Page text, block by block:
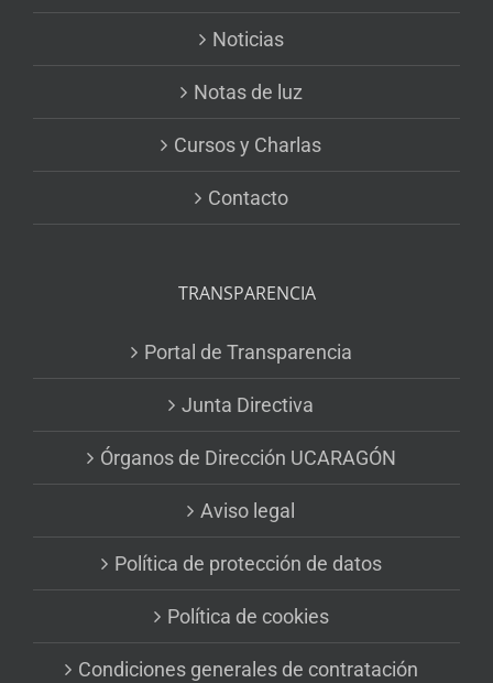
Noticias
Notas de luz
Cursos y Charlas
Contacto
TRANSPARENCIA
Portal de Transparencia
Junta Directiva
Órganos de Dirección UCARAGÓN
Aviso legal
Política de protección de datos
Política de cookies
Condiciones generales de contratación